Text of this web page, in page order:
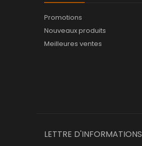
Promotions
Nouveaux produits
Meilleures ventes
LETTRE D'INFORMATIONS